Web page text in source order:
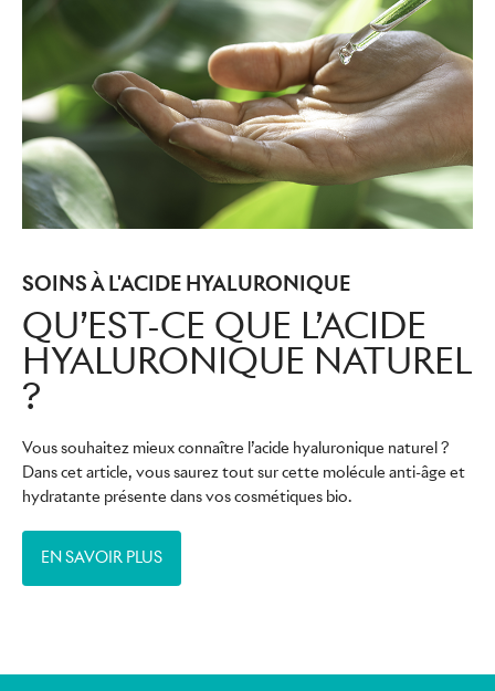
SOINS À L'ACIDE HYALURONIQUE
QU’EST-CE QUE L’ACIDE
HYALURONIQUE NATUREL
?
Vous souhaitez mieux connaître l’acide hyaluronique naturel ?
Dans cet article, vous saurez tout sur cette molécule anti-âge et
hydratante présente dans vos cosmétiques bio.
EN SAVOIR PLUS